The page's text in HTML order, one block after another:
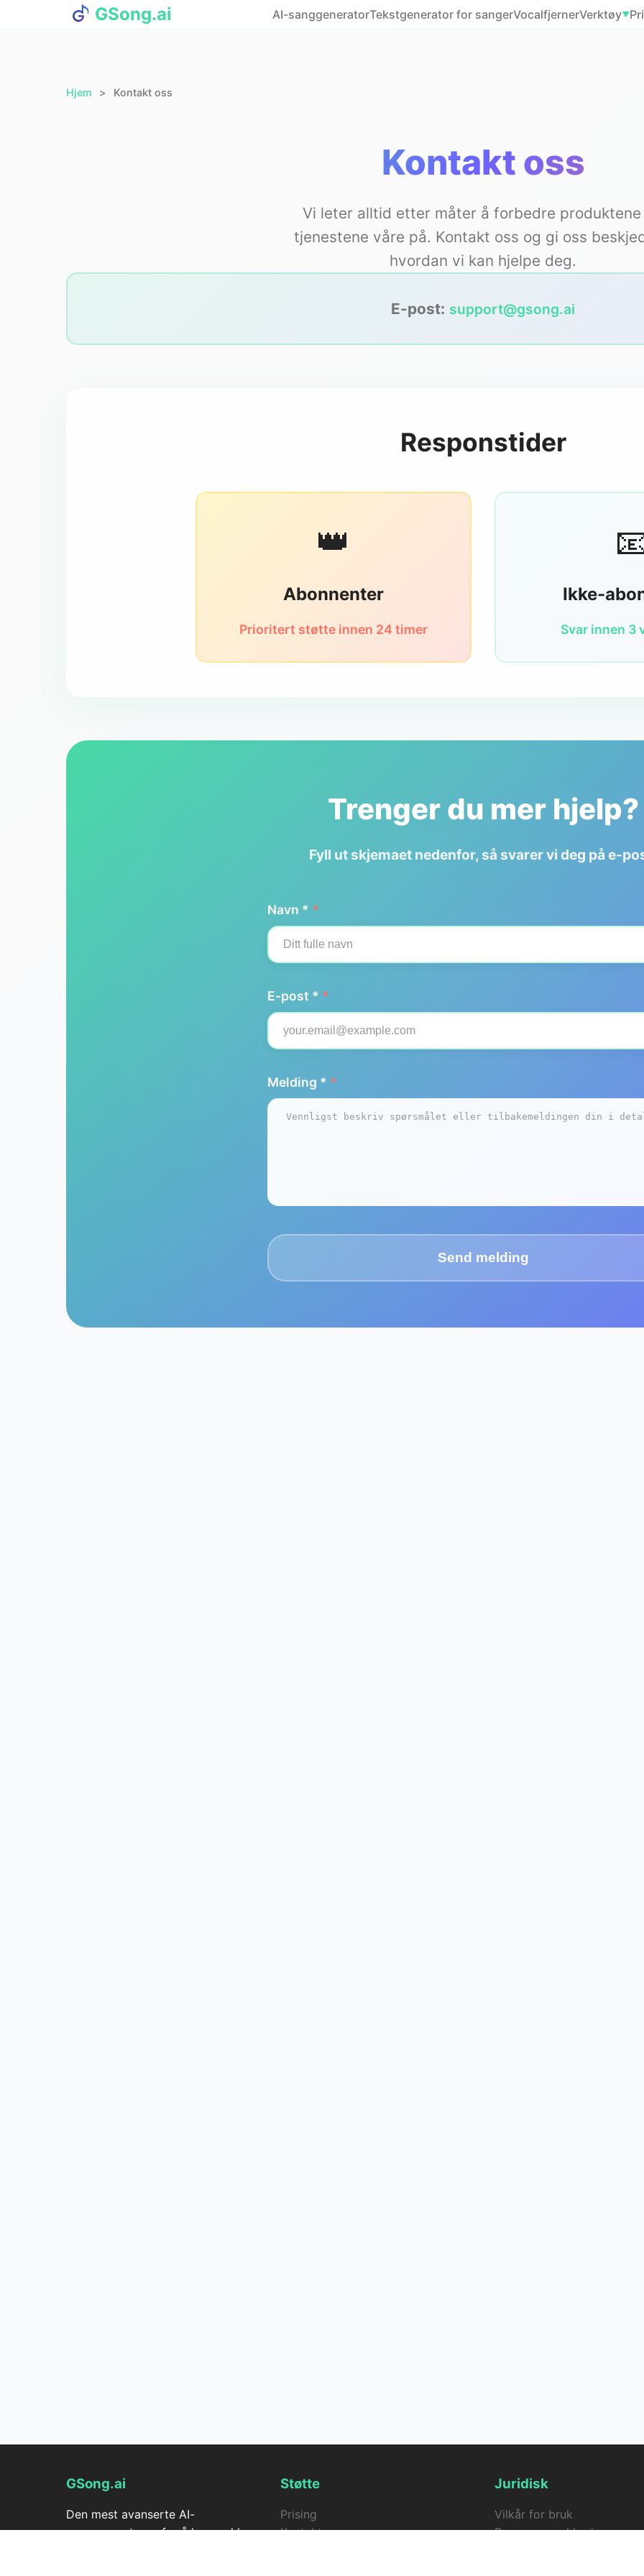
GSong.ai AI-sanggeneratorTekstgenerator for sangerVocalfjernerVerktøy▼
Hjem Kontakt oss
Kontakt oss
Vi leter alltid etter måter å forbedre
tjenestene våre på. Kontakt oss og gi oss
hvordan vi kan hjelpe deg.
E-post: support@gsong.ai
Responstider
👑
Abonnenter
Prioritert støtte innen 24 timer
Ikke-
Svar innen 3
Trenger du mer hjelp?
Fyll ut skjemaet nedenfor, så svarer vi deg på e-
Navn * *
E-post * *
Melding * *
Send melding
GSong.ai
Den mest avanserte AI-
sanggeneratoren for å lage vakker
Støtte
Prising
Kontakt oss
Juridisk
Vilkår for bruk
Personvernerklæring